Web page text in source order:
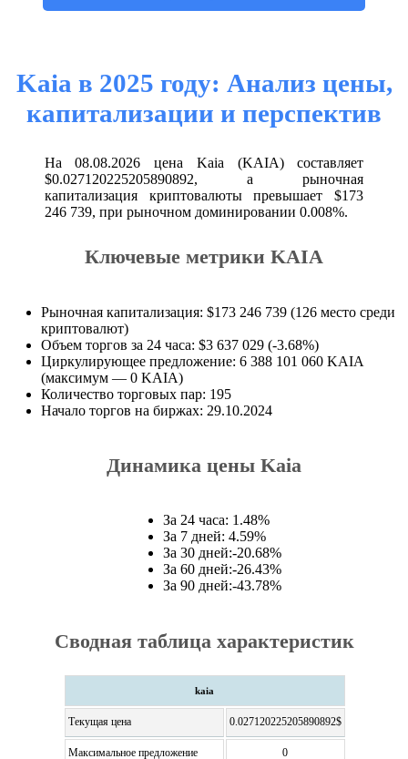
Kaia в 2025 году: Анализ цены,
капитализации и перспектив
На 08.08.2026 цена Kaia (KAIA) составляет
$0.027120225205890892, а рыночная
капитализация криптовалюты превышает $173
246 739, при рыночном доминировании 0.008%.
Ключевые метрики KAIA
Рыночная капитализация: $173 246 739 (126 место среди
криптовалют)
Объем торгов за 24 часа: $3 637 029 (-3.68%)
Циркулирующее предложение: 6 388 101 060 KAIA
(максимум — 0 KAIA)
Количество торговых пар: 195
Начало торгов на биржах: 29.10.2024
Динамика цены Kaia
За 24 часа: 1.48%
За 7 дней: 4.59%
За 30 дней:-20.68%
За 60 дней:-26.43%
За 90 дней:-43.78%
Сводная таблица характеристик
kaia
Текущая цена 0.027120225205890892$
Максимальное предложение 0